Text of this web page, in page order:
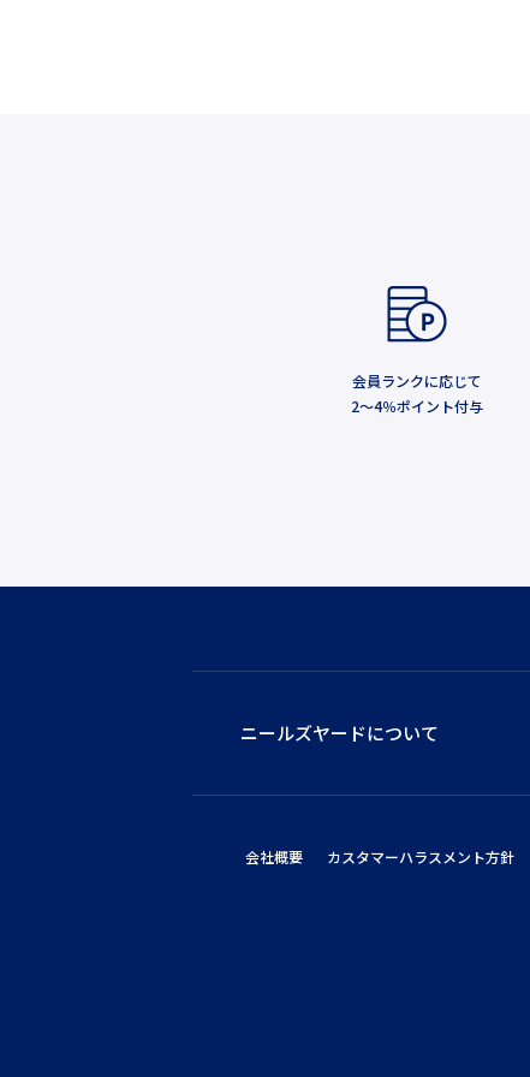
会員ランクに応じて
2～4％ポイント付与
ニールズヤードについて
会社概要 カスタマーハラスメント方針